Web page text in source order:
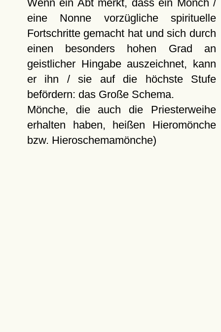
Wenn ein Abt merkt, dass ein Mönch /
eine Nonne vorzügliche spirituelle
Fortschritte gemacht hat und sich durch
einen besonders hohen Grad an
geistlicher Hingabe auszeichnet, kann
er ihn / sie auf die höchste Stufe
befördern: das Große Schema.
Mönche, die auch die Priesterweihe
erhalten haben, heißen Hieromönche
bzw. Hieroschemamönche)